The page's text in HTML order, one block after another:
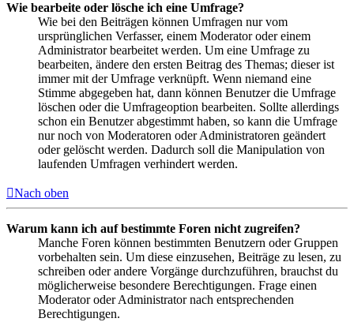
Wie bearbeite oder lösche ich eine Umfrage?
Wie bei den Beiträgen können Umfragen nur vom
ursprünglichen Verfasser, einem Moderator oder einem
Administrator bearbeitet werden. Um eine Umfrage zu
bearbeiten, ändere den ersten Beitrag des Themas; dieser ist
immer mit der Umfrage verknüpft. Wenn niemand eine
Stimme abgegeben hat, dann können Benutzer die Umfrage
löschen oder die Umfrageoption bearbeiten. Sollte allerdings
schon ein Benutzer abgestimmt haben, so kann die Umfrage
nur noch von Moderatoren oder Administratoren geändert
oder gelöscht werden. Dadurch soll die Manipulation von
laufenden Umfragen verhindert werden.
Nach oben
Warum kann ich auf bestimmte Foren nicht zugreifen?
Manche Foren können bestimmten Benutzern oder Gruppen
vorbehalten sein. Um diese einzusehen, Beiträge zu lesen, zu
schreiben oder andere Vorgänge durchzuführen, brauchst du
möglicherweise besondere Berechtigungen. Frage einen
Moderator oder Administrator nach entsprechenden
Berechtigungen.